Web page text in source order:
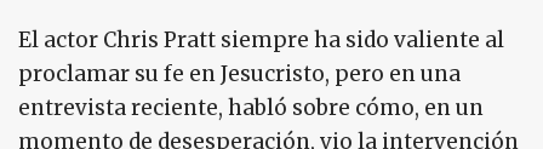
El actor Chris Pratt siempre ha sido valiente al
proclamar su fe en Jesucristo, pero en una
entrevista reciente, habló sobre cómo, en un
momento de desesperación, vio la intervención